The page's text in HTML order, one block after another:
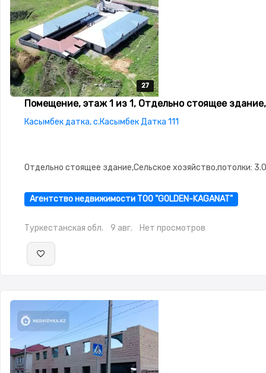
27
27
27
27
27
Помещение, этаж 1 из 1, Отдельно стоящее
Касымбек датка, с.Касымбек Датка 111
Отдельно стоящее здание,Сельское хозяйство,потолки: 3.0
Агентство недвижимости ТОО "GOLDEN-KAGANAT"
Туркестанская обл. 9 авг. Нет просмотров